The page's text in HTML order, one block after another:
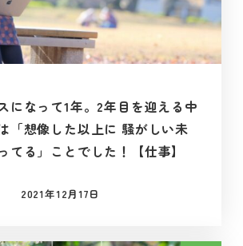
になって1年。2年目を迎える中
「想像した以上に 騒がしい未
てる」ことでした！【仕事】
投稿日
2021年12月17日